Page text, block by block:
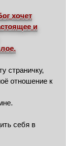
хочет
и
страничку,
отношение к
себя в